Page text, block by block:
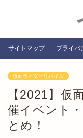
サイトマップ プライバ
仮面ライダーリバイス
【2021】仮
催イベント
とめ！